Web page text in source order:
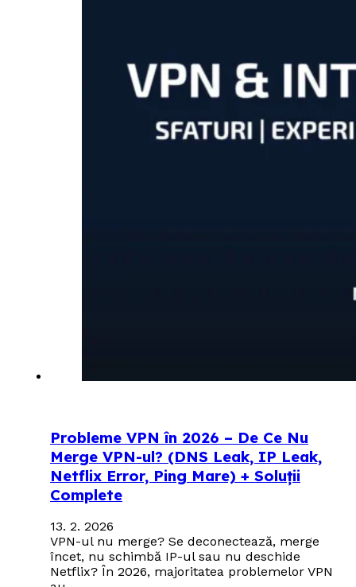
Probleme VPN în 2026 – De Ce Nu
Merge VPN-ul? (DNS Leak, IP Leak,
Netflix Error, Ping Mare) + Soluții
Complete
13. 2. 2026
VPN-ul nu merge? Se deconectează, merge
încet, nu schimbă IP-ul sau nu deschide
Netflix? În 2026, majoritatea problemelor VPN